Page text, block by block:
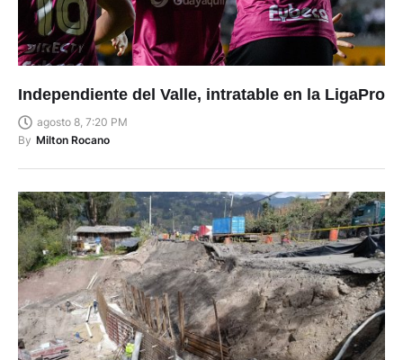
Independiente del Valle, intratable en la LigaPro
agosto 8, 7:20 PM
By Milton Rocano